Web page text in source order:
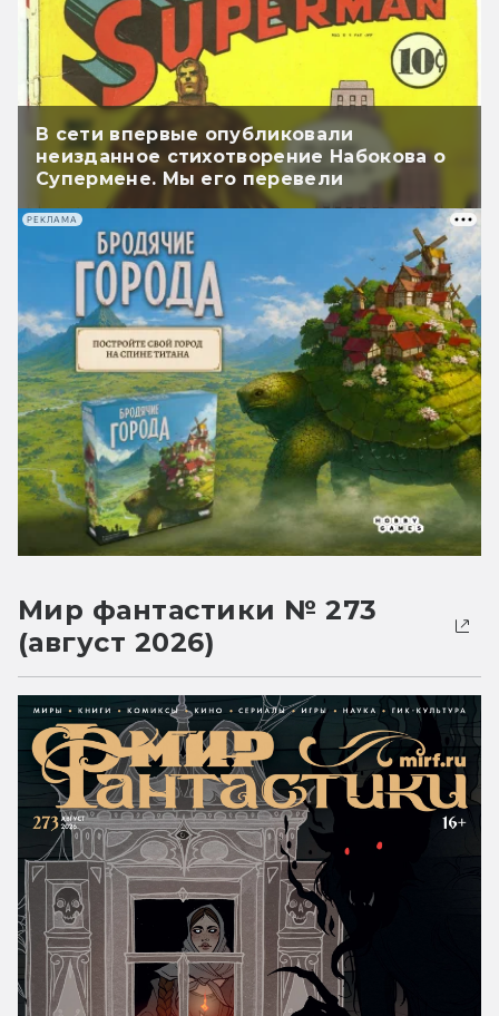
В сети впервые опубликовали
неизданное стихотворение Набокова о
Супермене. Мы его перевели
РЕКЛАМА
Мир фантастики № 273
(август 2026)